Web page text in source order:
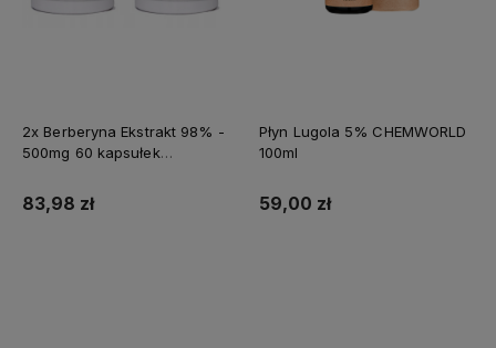
2x Berberyna Ekstrakt 98% -
500mg 60 kapsułek
83,98 zł
Płyn Lugola 5% CHEMWORLD
100ml
59,00 zł